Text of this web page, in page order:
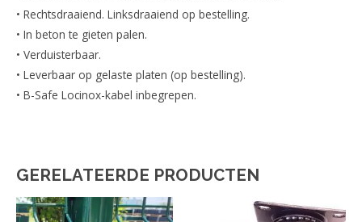
• Rechtsdraaiend. Linksdraaiend op bestelling.
• In beton te gieten palen.
• Verduisterbaar.
• Leverbaar op gelaste platen (op bestelling).
• B-Safe Locinox-kabel inbegrepen.
GERELATEERDE PRODUCTEN